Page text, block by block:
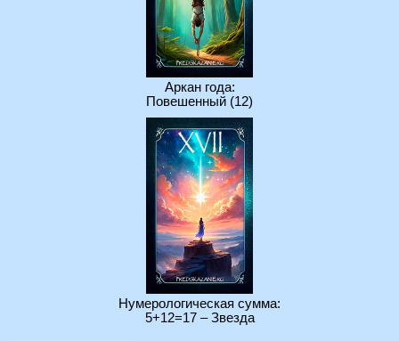
Аркан года:
Повешенный (12)
Нумерологическая сумма:
5+12=17 – Звезда